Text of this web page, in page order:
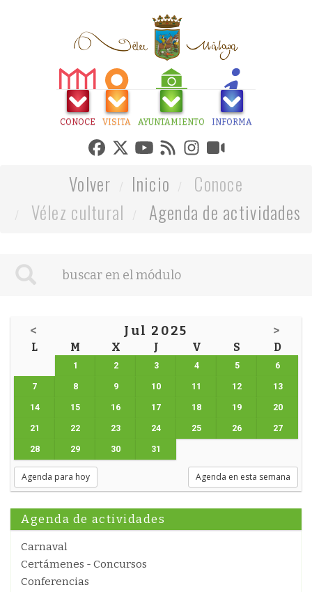
CONOCE VISITA AYUNTAMIENTO INFORMA
Volver Inicio
Conoce
Vélez cultural
Agenda de actividades
< Jul 2025 >
L M X J V S D
1 2 3 4 5 6
7 8 9 10 11 12 13
14 15 16 17 18 19 20
21 22 23 24 25 26 27
28 29 30 31
Agenda para hoy Agenda en esta semana
Agenda de actividades
Carnaval
Certámenes - Concursos
Conferencias